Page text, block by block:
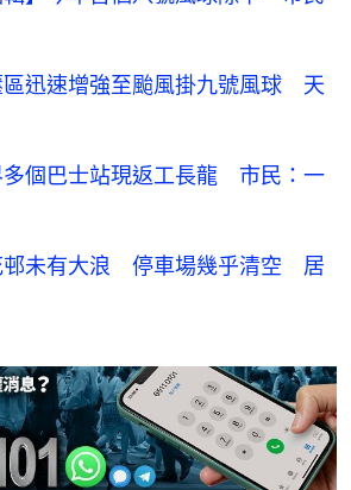
區迅速增強至颱風掛九號風球 天
多個巴士站現返工長龍 市民：一
邨未有大浪 停車場幾乎清空 居